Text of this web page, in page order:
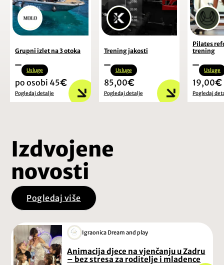
Grupni izlet na 3 otoka
Usluge
po osobi 45
Pogledaj detalje
Trening jakosti
Usluge
85,00
Pogledaj detalje
Pilates
trening
Usluge
19,00
Pogledaj
Izdvojene
novosti
Pogledaj više
Igraonica Dream and play
Animacija djece na vjenčanju u Zadru
– bez stresa za roditelje i mladence